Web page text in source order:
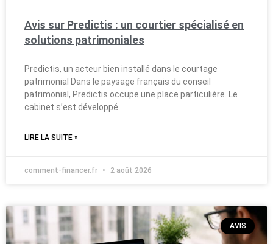
Avis sur Predictis : un courtier spécialisé en
solutions patrimoniales
Predictis, un acteur bien installé dans le courtage
patrimonial Dans le paysage français du conseil
patrimonial, Predictis occupe une place particulière. Le
cabinet s’est développé
LIRE LA SUITE »
comment-financer.fr 2 août 2026
AVIS